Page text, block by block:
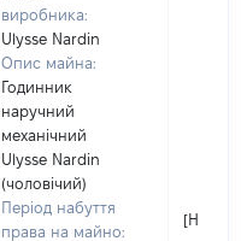
виробника:
Ulysse Nardin
Опис майна:
Годинник
наручний
механічний
Ulysse Nardin
(чоловічий)
Період набуття
права на майно:
[Не